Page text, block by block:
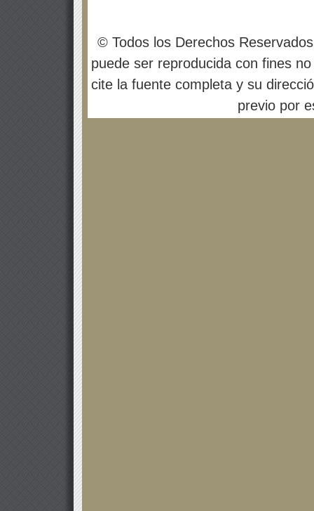
© Todos los Derechos
puede ser reproducida con fines
cite la fuente completa y su
previo por